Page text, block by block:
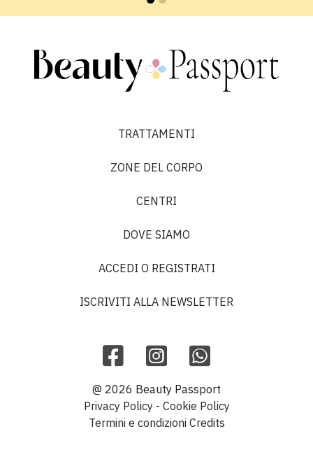
TRATTAMENTI
ZONE DEL CORPO
CENTRI
DOVE SIAMO
ACCEDI O REGISTRATI
ISCRIVITI ALLA NEWSLETTER
@ 2026 Beauty Passport
Privacy Policy - Cookie Policy
Termini e condizioni Credits